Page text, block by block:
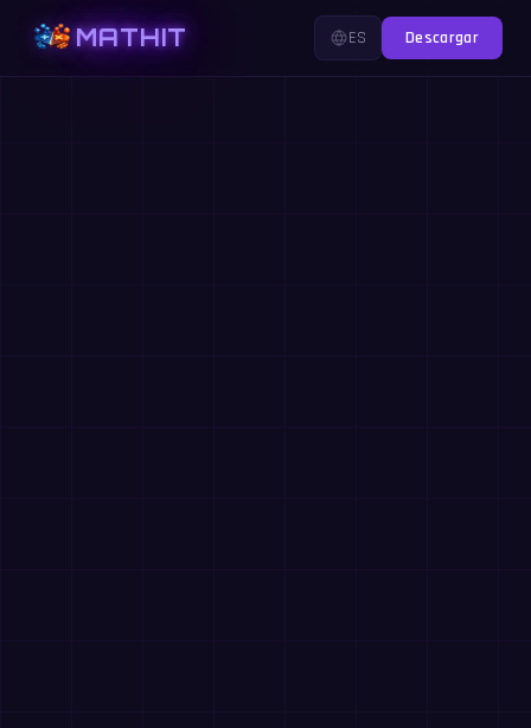
MATHIT ES Descargar